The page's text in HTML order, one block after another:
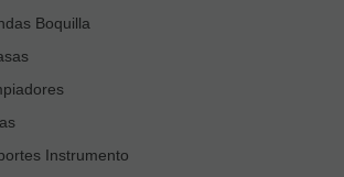
Boquilla
Instrumento